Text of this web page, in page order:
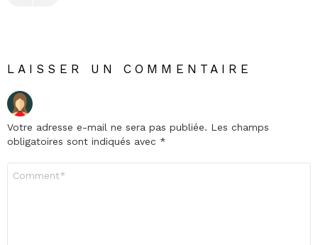
LAISSER UN COMMENTAIRE
Votre adresse e-mail ne sera pas publiée. Les champs
obligatoires sont indiqués avec *